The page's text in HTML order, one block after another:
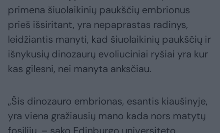
primena šiuolaikinių paukščių embrionus
prieš išsiritant, yra nepaprastas radinys,
leidžiantis manyti, kad šiuolaikinių paukščių ir
išnykusių dinozaurų evoliuciniai ryšiai yra kur
kas gilesni, nei manyta anksčiau.
„Šis dinozauro embrionas, esantis kiaušinyje,
yra viena gražiausių mano kada nors matytų